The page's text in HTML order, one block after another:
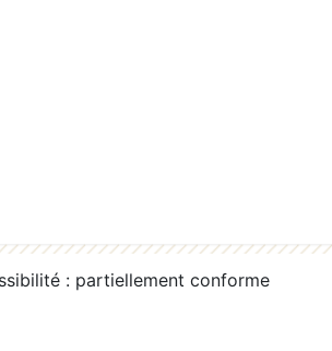
: partiellement conforme